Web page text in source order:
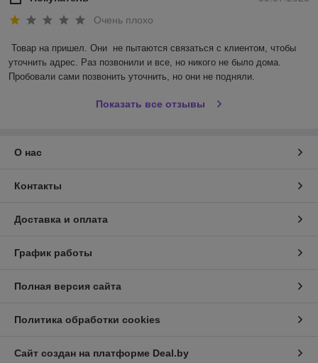
Очень плохо
Товар на пришел. Они  не пытаются связаться с клиентом, чтобы
уточнить адрес. Раз позвонили и все, но никого не было дома.
Пробовали сами позвонить уточнить, но они не подняли.
Показать все отзывы
О нас
Контакты
Доставка и оплата
График работы
Полная версия сайта
Политика обработки cookies
Сайт создан на платформе Deal.by